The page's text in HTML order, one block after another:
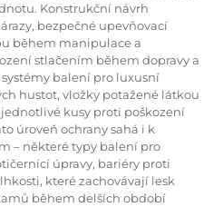
Konstrukční návrh
bezpečné upevňovací
během manipulace a
stlačením během dopravy a
balení pro luxusní
hustot, vložky potažené látkou
kusy proti poškození
úroveň ochrany sahá i k
– některé typy balení pro
úpravy, bariéry proti
které zachovávají lesk
během delších období